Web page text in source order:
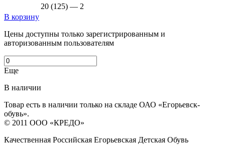
20 (125) — 2
В корзину
Цены доступны только зарегистрированным и
авторизованным пользователям
Еще
В наличии
Товар есть в наличии только на складе ОАО «Егорьевск-
обувь».
© 2011 ООО «КРЕДО»
Качественная Российская Егорьевская Детская Обувь